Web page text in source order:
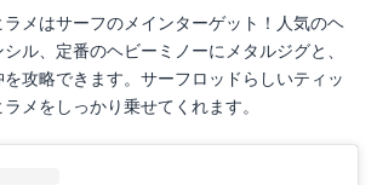
メはサーフのメインターゲット！人気のヘ
ル、定番のヘビーミノーにメタルジグと、
攻略できます。サーフロッドらしいティッ
メをしっかり乗せてくれます。